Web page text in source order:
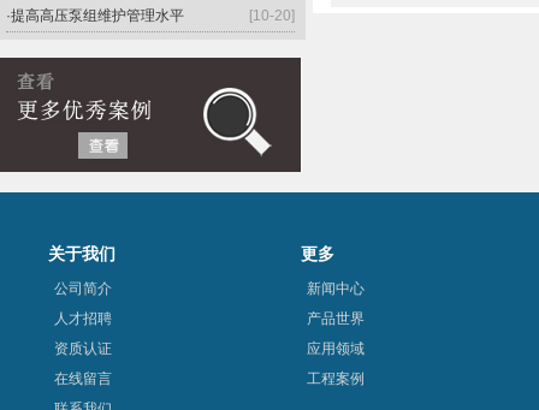
[10-20]
·提高高压泵组维护管理水平
关于我们
公司简介
人才招聘
资质认证
在线留言
更多
新闻中心
产品世界
应用领域
工程案例